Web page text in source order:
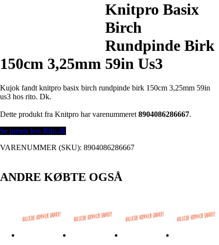
Knitpro Basix
Birch
Rundpinde Birk
150cm 3,25mm 59in Us3
Kujok fandt knitpro basix birch rundpinde birk 150cm 3,25mm 59in
us3 hos rito. Dk.
Dette produkt fra Knitpro har varenummeret 8904086286667.
Se prisen hos Rito.dk
VARENUMMER (SKU): 8904086286667
ANDRE KØBTE OGSÅ